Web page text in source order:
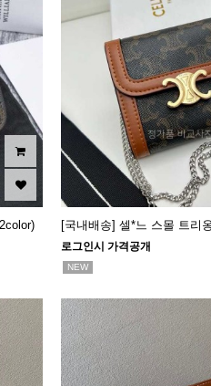
[국내배송] 셀*느 스몰 트리
로그인시 가격공개
NEW